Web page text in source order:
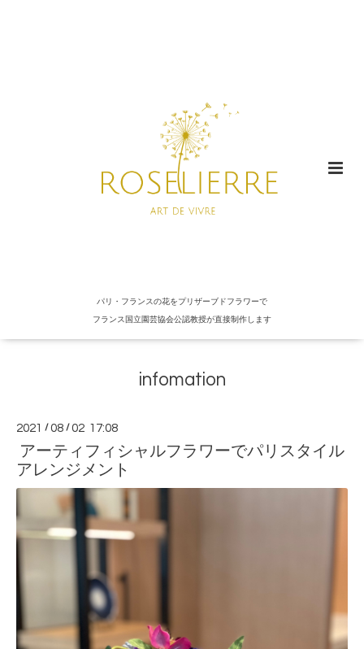
パリ・フランスの花をプリザーブドフラワーで
フランス国立園芸協会公認教授が直接制作します
infomation
2021 /08 /02 17:08
アーティフィシャルフラワーでパリスタイル
アレンジメント